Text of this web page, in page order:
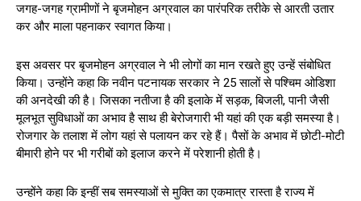
जगह-जगह ग्रामीणों ने बृजमोहन अग्रवाल का पारंपरिक तरीके से आरती उतार
कर और माला पहनाकर स्वागत किया।
इस अवसर पर बृजमोहन अग्रवाल ने भी लोगों का मान रखते हुए उन्हें संबोधित
किया। उन्होंने कहा कि नवीन पटनायक सरकार ने 25 सालों से पश्चिम ओडिशा
की अनदेखी की है। जिसका नतीजा है की इलाके में सड़क, बिजली, पानी जैसी
मूलभूत सुविधाओं का अभाव है साथ ही बेरोजगारी भी यहां की एक बड़ी समस्या है।
रोजगार के तलाश में लोग यहां से पलायन कर रहे हैं। पैसों के अभाव में छोटी-मोटी
बीमारी होने पर भी गरीबों को इलाज करने में परेशानी होती है।
उन्होंने कहा कि इन्हीं सब समस्याओं से मुक्ति का एकमात्र रास्ता है राज्य में